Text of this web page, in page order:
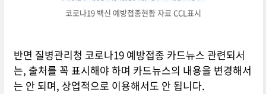
코로나19 백신 예방접종현황 자료 CCL표시
반면 질병관리청 코로나19 예방접종 카드뉴스 관련되서
는, 출처를 꼭 표시해야 하며 카드뉴스의 내용을 변경해서
는 안 되며, 상업적으로 이용해서도 안 됩니다.